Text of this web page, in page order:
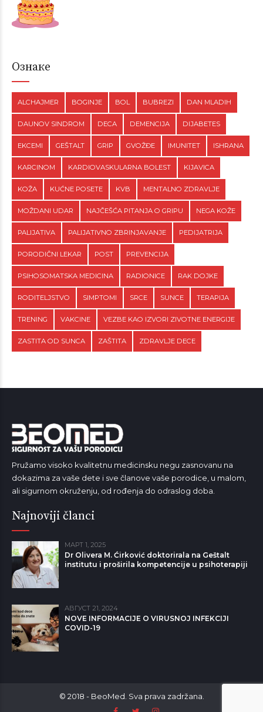
Ознаке
ALCHAJMER BOGINJE BOL BUBREZI DAN MLADIH
DAUNOV SINDROM DECA DEMENCIJA DIJABETES
EKCEMI GEŠTALT GRIP GVOŽĐE IMUNITET ISHRANA
KARCINOM KARDIOVASKULARNA BOLEST KIJAVICA
KOŽA KUĆNE POSETE KVB MENTALNO ZDRAVLJE
MOŽDANI UDAR NAJČEŠĆA PITANJA O GRIPU NEGA KOŽE
PALIJATIVA PALIJATIVNO ZBRINJAVANJE PEDIJATRIJA
PORODIČNI LEKAR POST PREVENCIJA
PSIHOSOMATSKA MEDICINA RADIONICE RAK DOJKE
RODITELJSTVO SIMPTOMI SRCE SUNCE TERAPIJA
TRENING VAKCINE VEZBE KAO IZVORI ZIVOTNE ENERGIJE
ZASTITA OD SUNCA ZAŠTITA ZDRAVLJE DECE
Pružamo visoko kvalitetnu medicinsku negu zasnovanu na
dokazima za vaše dete i sve članove vaše porodice, u malom,
ali sigurnom okruženju, od rođenja do odraslog doba.
Najnoviji članci
МАРТ 1, 2025
Dr Olivera M. Ćirković doktorirala na Geštalt
institutu i proširila kompetencije u psihoterapiji
АВГУСТ 21, 2024
NOVE INFORMACIJE O VIRUSNOJ INFEKCIJI
COVID-19
© 2018 - BeoMed. Sva prava zadržana.